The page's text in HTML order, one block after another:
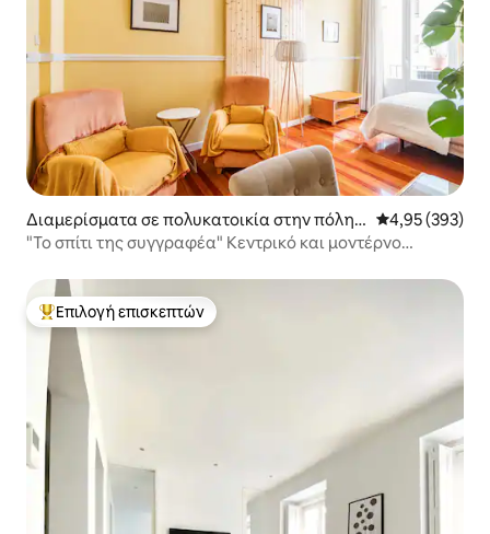
Διαμερίσματα σε πολυκατοικία στην πόλη
Μαδρίτη
Μέση
4,95 (393)
"Το σπίτι της συγγραφέα" Κεντρικό και μοντέρνο
Κορυφαία επιλογή επισκεπτών
Επιλογή επισκεπτών